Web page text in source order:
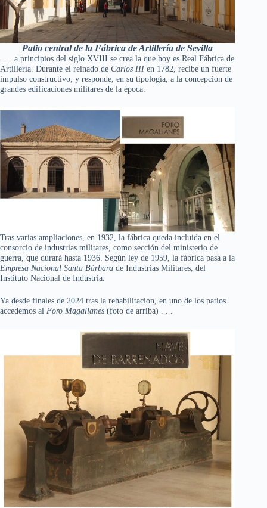
Patio central de la Fábrica de Artillería de Sevilla
. . . a principios del siglo XVIII se crea la que hoy es Real Fábrica de
Artillería. Durante el reinado de Carlos III en 1782, recibe un fuerte
impulso constructivo; y responde, en su tipología, a la concepción de
grandes edificaciones militares de la época.
Tras varias ampliaciones, en 1932, la fábrica queda incluida en el
consorcio de industrias militares, como sección del ministerio de
guerra, que durará hasta 1936. Según ley de 1959, la fábrica pasa a la
Empresa Nacional Santa Bárbara de Industrias Militares, del
Instituto Nacional de Industria.
Ya desde finales de 2024 tras la rehabilitación, en uno de los patios
accedemos al Foro Magallanes (foto de arriba) . . .